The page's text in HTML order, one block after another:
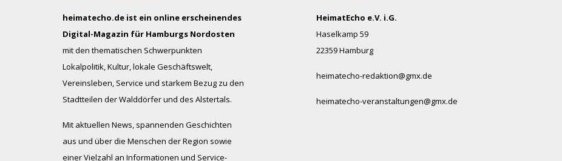
heimatecho.de ist ein online erscheinendes
Digital-Magazin für Hamburgs Nordosten
mit den thematischen Schwerpunkten
Lokalpolitik, Kultur, lokale Geschäftswelt,
Vereinsleben, Service und starkem Bezug zu den
Stadtteilen der Walddörfer und des Alstertals.
Mit aktuellen News, spannenden Geschichten
aus und über die Menschen der Region sowie
einer Vielzahl an Informationen und Service-
HeimatEcho e.V. i.G.
Haselkamp 59
22359 Hamburg
heimatecho-redaktion@gmx.de
heimatecho-veranstaltungen@gmx.de